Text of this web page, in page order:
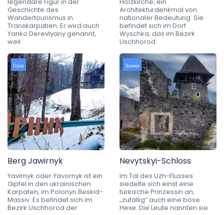
Geschichte des
Wandertourismus in
Transkarpatien. Er wird auch
Yanko Derevlyany genannt,
weil
Architekturdenkmal von
nationaler Bedeutung. Sie
befindet sich im Dorf
Wyschka, das im Bezirk
Uschhorod
Гори
Berg Jawirnyk
Yavirnyk oder Yavornyk ist ein
Gipfel in den ukrainischen
Karpaten, im Polonyn Beskid-
Massiv. Es befindet sich im
Bezirk Uschhorod der
Замки
Nevytskyi-Schloss
Im Tal des Uzh-Flusses
siedelte sich einst eine
türkische Prinzessin an,
„zufällig“ auch eine böse
Hexe. Die Leute nannten sie